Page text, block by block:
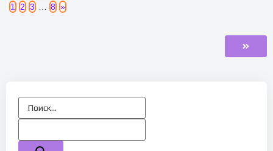
1 2 3 … 8 »